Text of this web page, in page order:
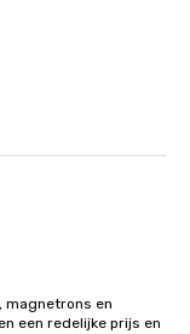
magnetrons en
een redelijke prijs en